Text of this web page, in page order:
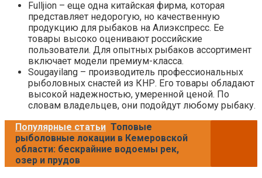
Fulljion – еще одна китайская фирма, которая
представляет недорогую, но качественную
продукцию для рыбаков на Алиэкспресс. Ее
товары высоко оценивают российские
пользователи. Для опытных рыбаков ассортимент
включает модели премиум-класса.
Sougayilang – производитель профессиональных
рыболовных снастей из КНР. Его товары обладают
высокой надежностью, умеренной ценой. По
словам владельцев, они подойдут любому рыбаку.
Популярные статьи Топовые
рыболовные локации в Кемеровской
области: бескрайние водоемы рек,
озер и прудов